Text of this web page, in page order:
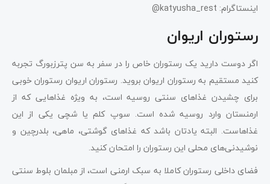
اینستاگرام: katyusha_rest@
رستوران اریوان
اگر دوست دارید یک رستوران خاص را در سفر به سن پترزبورگ تجربه
کنید مستقیم به رستوران اریوان بروید. رستوران اریوان رستوران خوبی
برای چشیدن غذاهای سنتی روسیه است، به ویژه غذاهایی که از
ارمنستان وارد روسیه شده است. سوپ کلم یا شچی یکی از این
غذاهاست. البته یادتان باشد که غذاهای گوشتی، ماهی، بلدرچین و
نوشیدنی‌های محلی این رستوران را امتحان کنید.
فضای داخلی رستوران کاملا به سبک ارمنی است، از مبلمان بلوط سنتی